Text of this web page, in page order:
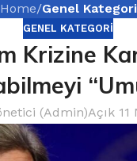
Home/Genel Kategori
GENEL KATEGORI
Krizine
(Admin)Açık 11